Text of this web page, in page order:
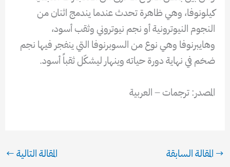
كيلونوفا، وهي ظاهرة تحدث عندما يندمج اثنان من
النجوم النيوترونية أو نجم نيوتروني وثقب أسود،
وهايبرنوفا وهي نوع من السوبرنوفا التي ينفجر فيها نجم
ضخم في نهاية دورة حياته وينهار ليشكّل ثقباً أسود.
المصدر: ترجمات – العربية
→ المقالة السابقة المقالة التالية←